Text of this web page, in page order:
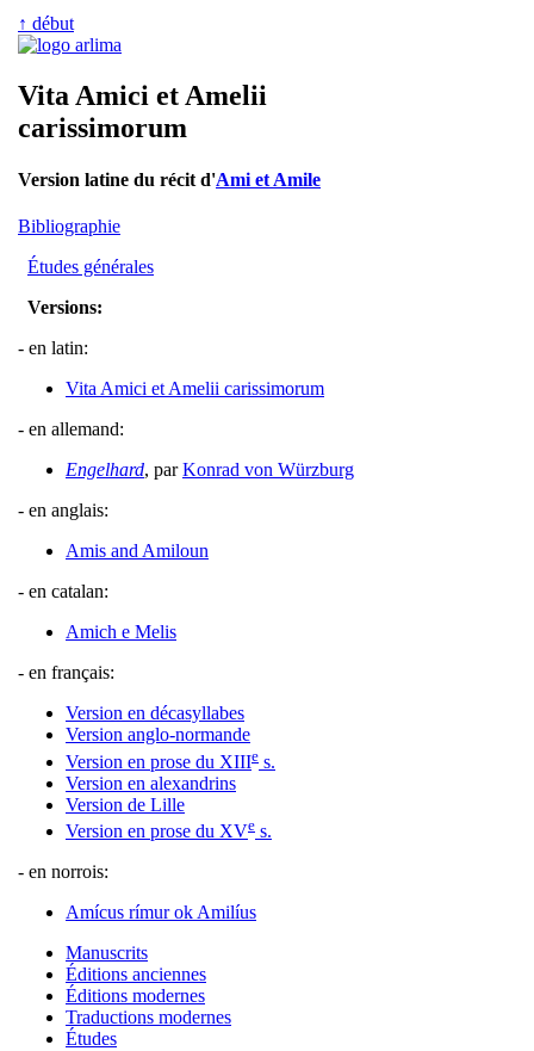
↑ début
Vita Amici et Amelii
carissimorum
Version latine du récit d'Ami et Amile
Bibliographie
Études générales
Versions:
- en latin:
Vita Amici et Amelii carissimorum
- en allemand:
Engelhard, parKonrad von Würzburg
- en anglais:
Amis and Amiloun
- en catalan:
Amich e Melis
- en français:
Version en décasyllabes
Version anglo-normande
Version en prose du XIIIe s.
Version en alexandrins
Version de Lille
Version en prose du XVe s.
- en norrois:
Amícus rímur ok Amilíus
Manuscrits
Éditions anciennes
Éditions modernes
Traductions modernes
Études